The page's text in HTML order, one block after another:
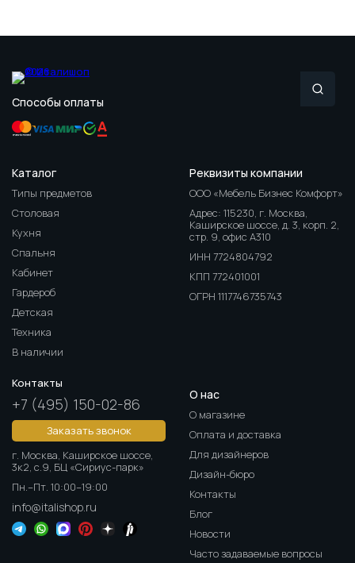
Способы оплаты
Каталог
Типы предметов
Столовая
Кухня
Спальня
Кабинет
Гардероб
Детская
Техника
В наличии
О нас
О магазине
Оплата и доставка
Для дизайнеров
Дизайн-бюро
Контакты
Блог
Новости
Часто задаваемые вопросы
Реквизиты компании
ООО «Мебель Бизнес Комфорт»
Адрес: 115230, г. Москва,
Каширское шоссе, д. 3, корп. 2,
стр. 9, офис А310
ИНН 7724804792
КПП 772401001
ОГРН 1117746735743
Контакты
+7 (495) 150-02-86
Заказать звонок
г. Москва, Каширское шоссе,
3к2, с.9, БЦ «Сириус-парк»
Пн.–Пт. 10:00–19:00
info@italishop.ru